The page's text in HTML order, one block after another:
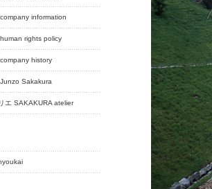
information
rights policy
history
Sakakura
エ SAKAKURA atelier